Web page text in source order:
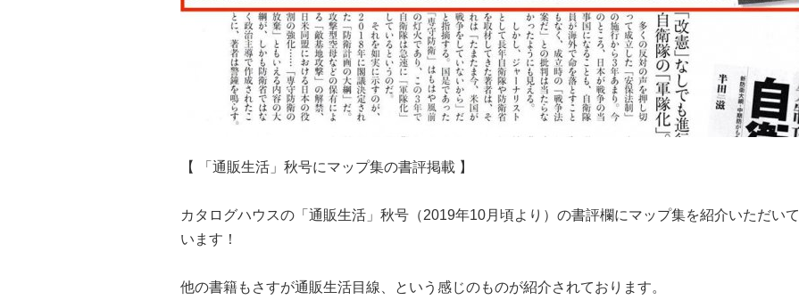
【 「通販生活」秋号にマップ集の書評掲載 】
カタログハウスの「通販生活」秋号（2019年10月頃より）の書評欄にマップ集を紹介いただいて
います！
他の書籍もさすが通販生活目線、という感じのものが紹介されております。